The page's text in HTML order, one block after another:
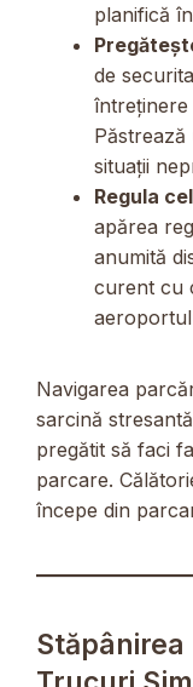
planifică
de
situații
Regula
apărea
anumită
curent cu
Navigarea
sarcină
pregătit să faci
parcare.
începe din